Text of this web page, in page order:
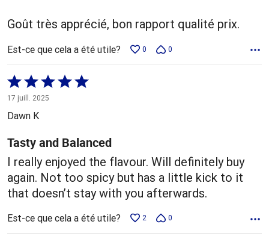
Goût très apprécié, bon rapport qualité prix.
Est-ce que cela a été utile? 0 0
Coté
5 sur
5
17 juill. 2025
Dawn K
Tasty and Balanced
I really enjoyed the flavour. Will definitely buy
again. Not too spicy but has a little kick to it
that doesn’t stay with you afterwards.
Est-ce que cela a été utile? 2 0